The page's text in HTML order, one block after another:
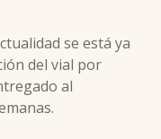
se está ya
del vial por
al